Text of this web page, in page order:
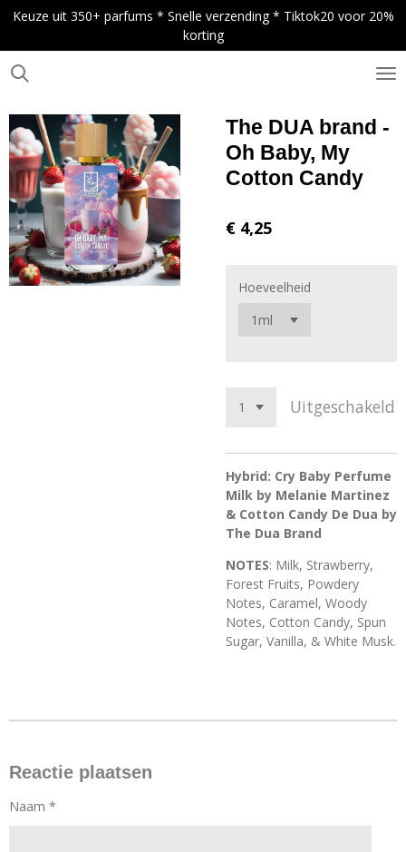
Ga
naar
de
Keuze uit 350+ parfums * Snelle verzending * Tiktok20 voor 20%
korting
The DUA brand -
Oh Baby, My
Cotton Candy
€ 4,25
Hoeveelheid
Uitgeschakeld
Hybrid: Cry Baby Perfume
Milk by Melanie Martinez
& Cotton Candy De Dua by
The Dua Brand
NOTES: Milk, Strawberry,
Forest Fruits, Powdery
Notes, Caramel, Woody
Notes, Cotton Candy, Spun
Sugar, Vanilla, & White Musk.
Reactie plaatsen
Naam *